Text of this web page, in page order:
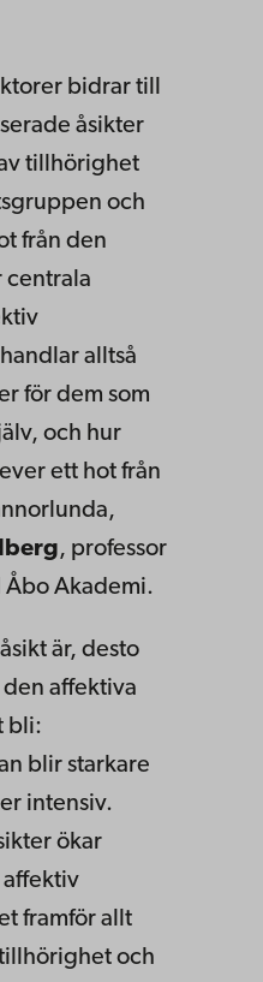
bidrar till
åsikter
tillhörighet
och
från den
centrala
alltså
för dem som
och hur
ett hot från
, professor
Åbo Akademi.
är, desto
affektiva
bli:
blir starkare
intensiv.
ökar
framför allt
och